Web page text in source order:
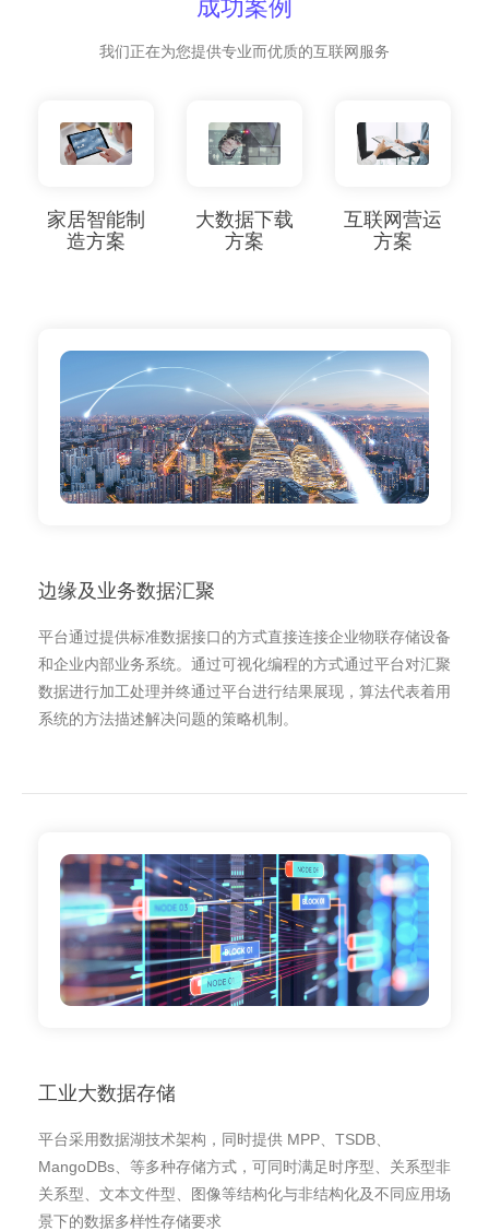
成功案例
我们正在为您提供专业而优质的互联网服务
家居智能制
造方案
大数据下载
方案
互联网营运
方案
边缘及业务数据汇聚
平台通过提供标准数据接口的方式直接连接企业物联存储设备
和企业内部业务系统。通过可视化编程的方式通过平台对汇聚
数据进行加工处理并终通过平台进行结果展现，算法代表着用
系统的方法描述解决问题的策略机制。
工业大数据存储
平台采用数据湖技术架构，同时提供 MPP、TSDB、
MangoDBs、等多种存储方式，可同时满足时序型、关系型非
关系型、文本文件型、图像等结构化与非结构化及不同应用场
景下的数据多样性存储要求